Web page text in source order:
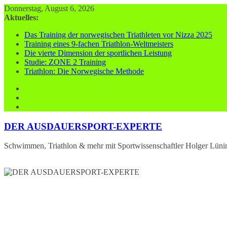
Zum
Inhalt
Donnerstag, August 6, 2026
Aktuelles:
Das Training der norwegischen Triathleten vor Nizza 2025
Training eines 9-fachen Triathlon-Weltmeisters
Die vierte Dimension der sportlichen Leistung
Studie: ZONE 2 Training
Triathlon: Die Norwegische Methode
DER AUSDAUERSPORT-EXPERTE
Schwimmen, Triathlon & mehr mit Sportwissenschaftler Holger